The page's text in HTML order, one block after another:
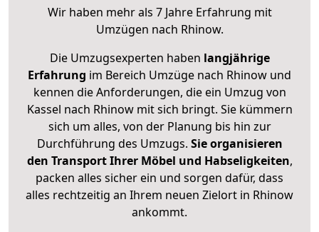
Wir haben mehr als 7 Jahre Erfahrung mit
Umzügen nach Rhinow.
Die Umzugsexperten haben langjährige
Erfahrung im Bereich Umzüge nach Rhinow und
kennen die Anforderungen, die ein Umzug von
Kassel nach Rhinow mit sich bringt. Sie kümmern
sich um alles, von der Planung bis hin zur
Durchführung des Umzugs. Sie organisieren
den Transport Ihrer Möbel und Habseligkeiten,
packen alles sicher ein und sorgen dafür, dass
alles rechtzeitig an Ihrem neuen Zielort in Rhinow
ankommt.